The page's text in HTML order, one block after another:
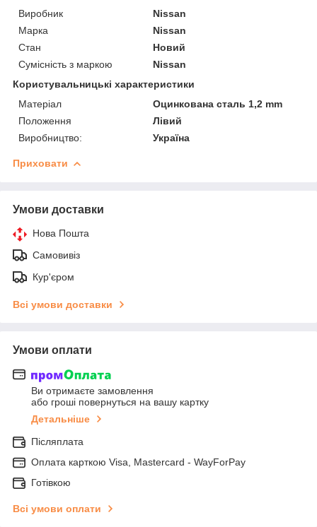
Виробник
Nissan
Марка
Nissan
Стан
Новий
Сумісність з маркою
Nissan
Користувальницькі характеристики
Матеріал
Оцинкована сталь 1,2 mm
Положення
Лівий
Виробництво:
Україна
Приховати
Умови доставки
Нова Пошта
Самовивіз
Кур'єром
Всі умови доставки
Умови оплати
Ви отримаєте замовлення
або гроші повернуться на вашу картку
Детальніше
Післяплата
Оплата карткою Visa, Mastercard - WayForPay
Готівкою
Всі умови оплати